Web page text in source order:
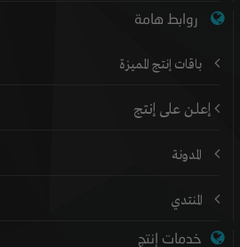
روابط هامة
باقات إنتج المميزة
إعلن على إنتج
المدونة
المنتدي
خدمات إنتج